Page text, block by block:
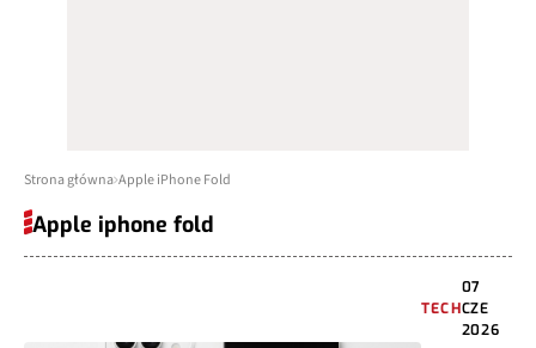
Strona główna Apple iPhone Fold
Apple iphone fold
TECH
07
CZE
2026